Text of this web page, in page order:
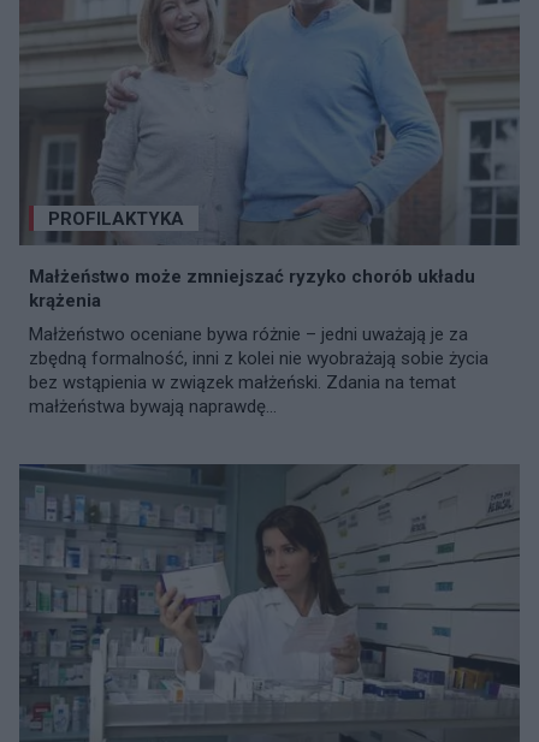
PROFILAKTYKA
Małżeństwo może zmniejszać ryzyko chorób układu
krążenia
Małżeństwo oceniane bywa różnie – jedni uważają je za
zbędną formalność, inni z kolei nie wyobrażają sobie życia
bez wstąpienia w związek małżeński. Zdania na temat
małżeństwa bywają naprawdę...